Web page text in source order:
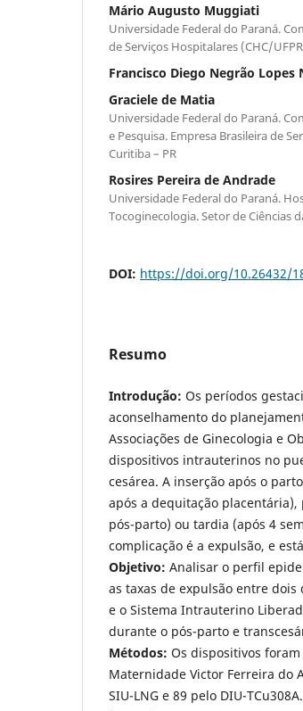
Mário Augusto Muggiati
Universidade Federal do Paraná.
de Serviços Hospitalares (CHC/
Francisco Diego Negrão Lopes
Graciele de Matia
Universidade Federal do Paraná.
e Pesquisa. Empresa Brasileira de
Curitiba – PR
Rosires Pereira de Andrade
Universidade Federal do Paraná.
Tocoginecologia. Setor de Ciências
DOI: https://doi.org/10.26432/
Resumo
Introdução: Os perí­odos
aconselhamento do
Associações de Ginecologia e
dispositivos intrauterinos no
cesárea. A inserção após o
após a dequitação
pós-parto) ou tardia (após 4
complicação é a expulsão, e
Objetivo: Analisar o perfil
as taxas de expulsão entre
e o Sistema Intrauterino
durante o pós-parto e
Métodos: Os dispositivos
Maternidade Victor Ferreira do
SIU-LNG e 89 pelo DIU-